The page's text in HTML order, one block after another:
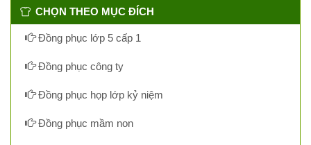
CHỌN THEO MỤC ĐÍCH
Đồng phục lớp 5 cấp 1
Đồng phục công ty
Đồng phục họp lớp kỷ niệm
Đồng phục mầm non